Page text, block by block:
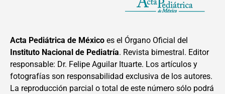
Acta Pediátrica de México es el Órgano Oficial del
Instituto Nacional de Pediatría. Revista bimestral. Editor
responsable: Dr. Felipe Aguilar Ituarte. Los artículos y
fotografías son responsabilidad exclusiva de los autores.
La reproducción parcial o total de este número sólo podrá